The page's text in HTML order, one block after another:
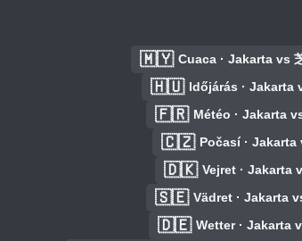
🇲🇾 Cuaca · Jakarta vs
🇭🇺 Időjárás · Jakarta
🇫🇷 Météo · Jakarta
🇨🇿 Počasí ·
🇩🇰 Vejret · Jakarta
🇸🇪 Vädret · Jakarta
🇩🇪 Wetter · Jakarta